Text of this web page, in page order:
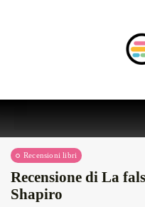
Recensioni libri
Recensione di La
Shapiro